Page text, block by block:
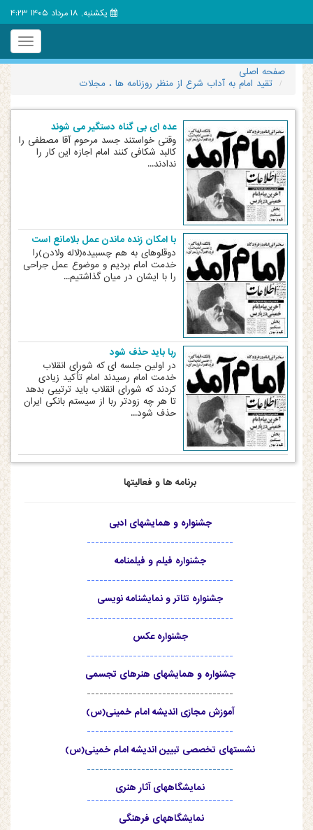
یکشنبه, 18 مرداد 1405 4:23
Toggle
صفحه اصلی
تقید امام به آداب شرع از منظر روزنامه ها ، مجلات
عده ای بی گناه دستگیر می شوند
وقتی خواستند جسد مرحوم آقا مصطفی را
کالبد شکافی کنند امام اجازه این کار را
ندادند...
با امکان زنده ماندن عمل بلامانع است
دوقلوهای به هم چسبیده(لاله ولادن)را
خدمت امام بردیم و موضوع عمل جراحی
را با ایشان در میان گذاشتیم...
ربا باید حذف شود
در اولین جلسه ای که شورای انقلاب
خدمت امام رسیدند امام تأکید زیادی
کردند که شورای انقلاب باید ترتیبی بدهد
تا هر چه زودتر ربا از سیستم بانکی ایران
حذف شود...
برنامه ها و فعالیتها
جشنواره و همایشهای ادبی
-----------------------------------
جشنواره فیلم و فیلمنامه
-----------------------------------
جشنواره تئاتر و نمایشنامه نویسی
-----------------------------------
جشنواره عکس
-----------------------------------
جشنواره و همایشهای هنرهای تجسمی
-----------------------------------
آموزش مجازی اندیشه امام خمینی(س)
-----------------------------------
نشستهای تخصصی تبیین اندیشه امام خمینی(س)
-----------------------------------
نمایشگاههای آثار هنری
-----------------------------------
نمایشگاههای فرهنگی